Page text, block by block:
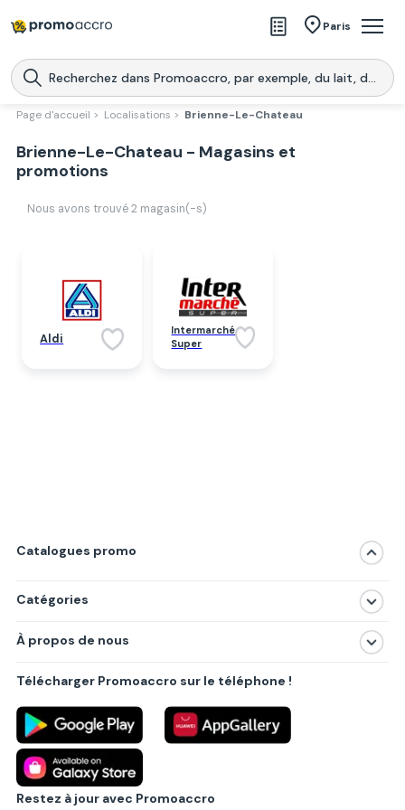
Paris
Magasins
Produits
Télécharge l’application
Promoaccro
Télécharger
Page d'accueil > Localisations > Brienne-Le-Chateau
Brienne-Le-Chateau - Magasins et
promotions
Nous avons trouvé 2 magasin(-s)
Aldi
Intermarché
Super
Catalogues promo
Catégories
Produits
Villes principales
À propos de nous
Politique de confidentialité
Règlements
Partenariat B2B
Blog
Contact
Télécharger Promoaccro sur le téléphone !
Restez à jour avec Promoaccro